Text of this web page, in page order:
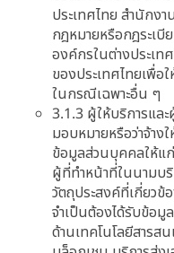
ประเทศไทย สำนักง
กฎหมายหรือกฎระเ
องค์กรในต่างประเท
ของประเทศไทยเพื่อ
ในกรณีเฉพาะอื่น ๆ
3.1.3 ผู้ให้บริการแล
มอบหมายหรือว่าจ้าง
ข้อมูลส่วนบุคคลให้แ
ผู้ที่ทำหน้าที่ในนามบ
วัตถุประสงค์ที่เกี่ยวข้
จำเป็นต้องได้รับข้อมู
ด้านเทคโนโลยีสารส